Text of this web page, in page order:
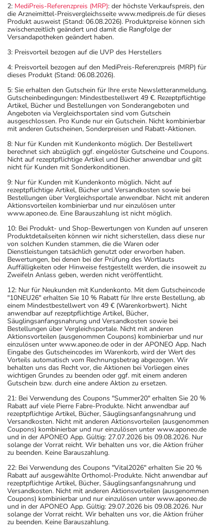
2: MediPreis-Referenzpreis (MRP): der höchste Verkaufspreis, den
die Arzneimittel-Preisvergleichsseite www.medipreis.de für dieses
Produkt ausweist (Stand: 06.08.2026). Produktpreise können sich
zwischenzeitlich geändert und damit die Rangfolge der
Versandapotheken geändert haben.
3: Preisvorteil bezogen auf die UVP des Herstellers
4: Preisvorteil bezogen auf den MediPreis-Referenzpreis (MRP) für
dieses Produkt (Stand: 06.08.2026).
5: Sie erhalten den Gutschein für Ihre erste Newsletteranmeldung.
Gutscheinbedingungen: Mindestbestellwert 49 €. Rezeptpflichtige
Artikel, Bücher und Bestellungen von Sonderangeboten und
Angeboten via Vergleichsportalen sind vom Gutschein
ausgeschlossen. Pro Kunde nur ein Gutschein. Nicht kombinierbar
mit anderen Gutscheinen, Sonderpreisen und Rabatt-Aktionen.
8: Nur für Kunden mit Kundenkonto möglich. Der Bestellwert
berechnet sich abzüglich ggf. eingelöster Gutscheine und Coupons.
Nicht auf rezeptpflichtige Artikel und Bücher anwendbar und gilt
nicht für Kunden mit Sonderkonditionen.
9: Nur für Kunden mit Kundenkonto möglich. Nicht auf
rezeptpflichtige Artikel, Bücher und Versandkosten sowie bei
Bestellungen über Vergleichsportale anwendbar. Nicht mit anderen
Aktionsvorteilen kombinierbar und nur einzulösen unter
www.aponeo.de. Eine Barauszahlung ist nicht möglich.
10: Bei Produkt- und Shop-Bewertungen von Kunden auf unseren
Produktdetailseiten können wir nicht sicherstellen, dass diese nur
von solchen Kunden stammen, die die Waren oder
Dienstleistungen tatsächlich genutzt oder erworben haben.
Bewertungen, bei denen bei der Prüfung des Wortlauts
Auffälligkeiten oder Hinweise festgestellt werden, die insoweit zu
Zweifeln Anlass geben, werden nicht veröffentlicht.
12: Nur für Neukunden mit Kundenkonto. Mit dem Gutscheincode
"10NEU26" erhalten Sie 10 % Rabatt für Ihre erste Bestellung, ab
einem Mindestbestellwert von 49 € (Warenkorbwert). Nicht
anwendbar auf rezeptpflichtige Artikel, Bücher,
Säuglingsanfangsnahrung und Versandkosten sowie bei
Bestellungen über Vergleichsportale. Nicht mit anderen
Aktionsvorteilen (ausgenommen Coupons) kombinierbar und nur
einzulösen unter www.aponeo.de oder in der APONEO App. Nach
Eingabe des Gutscheincodes im Warenkorb, wird der Wert des
Vorteils automatisch vom Rechnungsbetrag abgezogen. Wir
behalten uns das Recht vor, die Aktionen bei Vorliegen eines
wichtigen Grundes zu beenden oder ggf. mit einem anderen
Gutschein bzw. durch eine andere Aktion zu ersetzen.
21: Bei Verwendung des Coupons "Summer20" erhalten Sie 20 %
Rabatt auf viele Pierre Fabre-Produkte. Nicht anwendbar auf
rezeptpflichtige Artikel, Bücher, Säuglingsanfangsnahrung und
Versandkosten. Nicht mit anderen Aktionsvorteilen (ausgenommen
Coupons) kombinierbar und nur einzulösen unter www.aponeo.de
und in der APONEO App. Gültig: 27.07.2026 bis 09.08.2026. Nur
solange der Vorrat reicht. Wir behalten uns vor, die Aktion früher
zu beenden. Keine Barauszahlung.
22: Bei Verwendung des Coupons "Vital2026" erhalten Sie 20 %
Rabatt auf ausgewählte Orthomol-Produkte. Nicht anwendbar auf
rezeptpflichtige Artikel, Bücher, Säuglingsanfangsnahrung und
Versandkosten. Nicht mit anderen Aktionsvorteilen (ausgenommen
Coupons) kombinierbar und nur einzulösen unter www.aponeo.de
und in der APONEO App. Gültig: 29.07.2026 bis 09.08.2026. Nur
solange der Vorrat reicht. Wir behalten uns vor, die Aktion früher
zu beenden. Keine Barauszahlung.